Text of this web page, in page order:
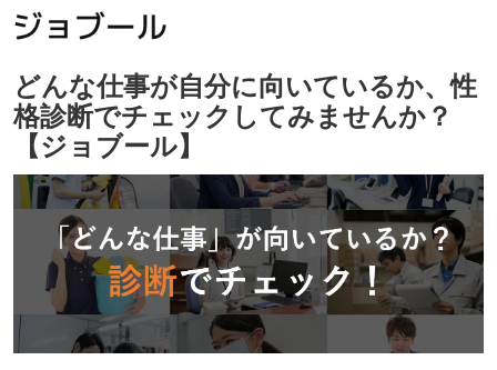
どんな仕事が自分に向いているか、性
格診断でチェックしてみませんか？
【ジョブール】